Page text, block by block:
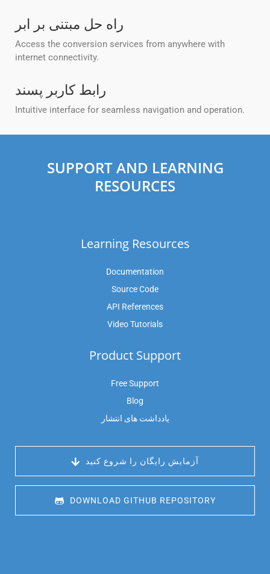
راه حل مبتنی بر ابر
Access the conversion services from anywhere with
internet connectivity.
رابط کاربر پسند
Intuitive interface for seamless navigation and operation.
SUPPORT AND LEARNING
RESOURCES
Learning Resources
Documentation
Source Code
API References
Video Tutorials
Product Support
Free Support
Blog
یادداشت های انتشار
آزمایش رایگان را شروع کنید
DOWNLOAD GITHUB REPOSITORY